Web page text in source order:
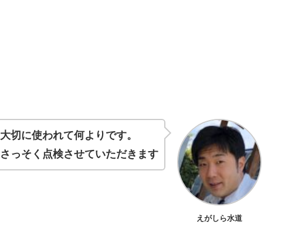
えがしら水道
大切に使われて何よりです。
さっそく点検させていただきます